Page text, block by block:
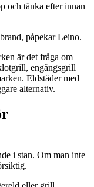
och tänka efter innan
påpekar Leino.
är det fråga om
engångsgrill
Eldstäder med
alternativ.
i stan. Om man inte